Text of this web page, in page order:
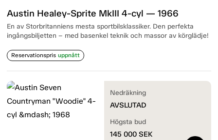
Austin Healey-Sprite MkIII 4-cyl — 1966
En av Storbritanniens mesta sportbilsklassiker. Den perfekta
ingångsbiljetten – med basenkel teknik och massor av körglädje!
Reservationspris uppnått
Nedräkning
AVSLUTAD
Högsta bud
145 000 SEK